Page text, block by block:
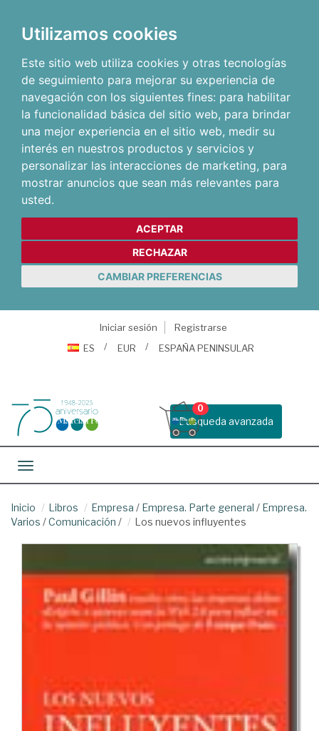
Utilizamos cookies
Este sitio web utiliza cookies y otras tecnologías
de seguimiento para mejorar su experiencia de
navegación con los siguientes fines: para habilitar
la funcionalidad básica del sitio web, para brindar
una mejor experiencia en el sitio web, medir su
interés en nuestros productos y servicios y
personalizar las interacciones de marketing, para
mostrar anuncios que sean más relevantes para
usted.
ACEPTAR
RECHAZAR
CAMBIAR PREFERENCIAS
Iniciar sesión
Registrarse
ES
EUR ESPAÑA PENINSULAR
Busqueda avanzada
0
Toggle navigation
Inicio Libros Empresa / Empresa. Parte general / Empresa.
Varios /Comunicación / Los nuevos influyentes